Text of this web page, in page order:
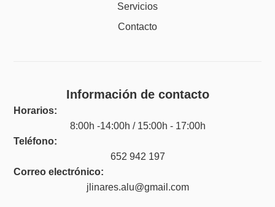
Servicios
Contacto
Información de contacto
Horarios:
8:00h -14:00h / 15:00h - 17:00h
Teléfono:
652 942 197
Correo electrónico:
jlinares.alu@gmail.com